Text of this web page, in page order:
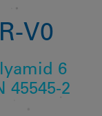
V0
6
45545-2